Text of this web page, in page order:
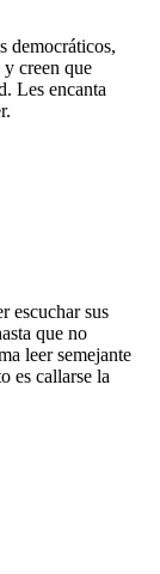
democráticos,
creen que
Les encanta
escuchar sus
que no
leer semejante
es callarse la